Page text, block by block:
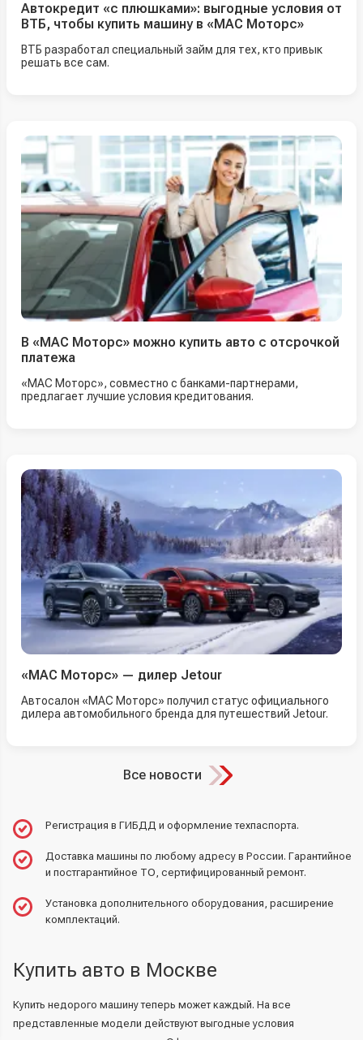
Автокредит «с плюшками»: выгодные условия от
ВТБ, чтобы купить машину в «МАС Моторс»
ВТБ разработал специальный займ для тех, кто привык
решать все сам.
В «МАС Моторс» можно купить авто с отсрочкой
платежа
«МАС Моторс», совместно с банками-партнерами,
предлагает лучшие условия кредитования.
«МАС Моторс» — дилер Jetour
Автосалон «МАС Моторс» получил статус официального
дилера автомобильного бренда для путешествий Jetour.
Все новости
Регистрация в ГИБДД и оформление техпаспорта.
Доставка машины по любому адресу в России. Гарантийное
и постгарантийное ТО, сертифицированный ремонт.
Установка дополнительного оборудования, расширение
комплектаций.
Купить авто в Москве
Купить недорого машину теперь может каждый. На все
представленные модели действуют выгодные условия